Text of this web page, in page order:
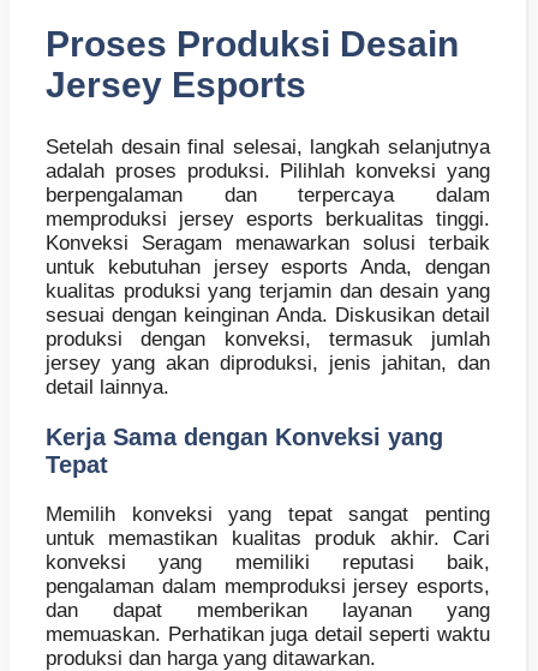
Proses Produksi Desain
Jersey Esports
Setelah desain final selesai, langkah selanjutnya
adalah proses produksi. Pilihlah konveksi yang
berpengalaman dan terpercaya dalam
memproduksi jersey esports berkualitas tinggi.
Konveksi Seragam menawarkan solusi terbaik
untuk kebutuhan jersey esports Anda, dengan
kualitas produksi yang terjamin dan desain yang
sesuai dengan keinginan Anda. Diskusikan detail
produksi dengan konveksi, termasuk jumlah
jersey yang akan diproduksi, jenis jahitan, dan
detail lainnya.
Kerja Sama dengan Konveksi yang
Tepat
Memilih konveksi yang tepat sangat penting
untuk memastikan kualitas produk akhir. Cari
konveksi yang memiliki reputasi baik,
pengalaman dalam memproduksi jersey esports,
dan dapat memberikan layanan yang
memuaskan. Perhatikan juga detail seperti waktu
produksi dan harga yang ditawarkan.